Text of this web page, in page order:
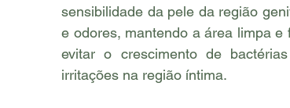
sensibilidade da pele da região
e odores, mantendo a área limpa
evitar o crescimento de
irritações na região íntima.